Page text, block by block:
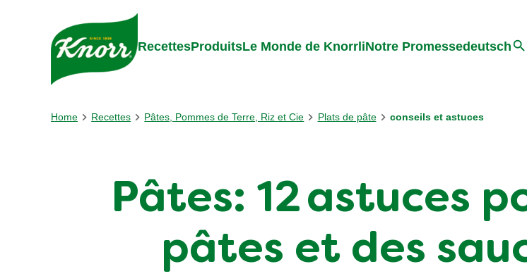
Skip to:
RecettesProduitsLe Monde de KnorrliNotre Promessedeutsch
Home Recettes Pâtes, Pommes de Terre, Riz et Cie Plats de pâte conseils et astuces
Pâtes: 12 astuces
pâtes et des